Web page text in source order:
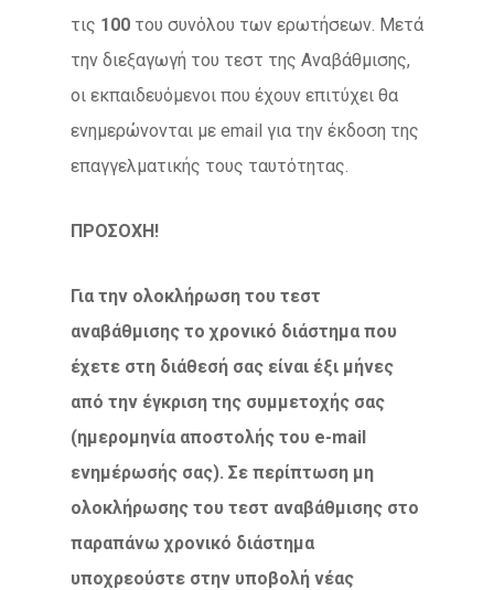
τις 100 του συνόλου των ερωτήσεων. Μετά
την διεξαγωγή του τεστ της Αναβάθμισης,
οι εκπαιδευόμενοι που έχουν επιτύχει θα
ενημερώνονται με email για την έκδοση της
επαγγελματικής τους ταυτότητας.
ΠΡΟΣΟΧΗ!
Για την ολοκλήρωση του τεστ
αναβάθμισης το χρονικό διάστημα που
έχετε στη διάθεσή σας είναι έξι μήνες
από την έγκριση της συμμετοχής σας
(ημερομηνία αποστολής του e-mail
ενημέρωσής σας). Σε περίπτωση μη
ολοκλήρωσης του τεστ αναβάθμισης στο
παραπάνω χρονικό διάστημα
υποχρεούστε στην υποβολή νέας